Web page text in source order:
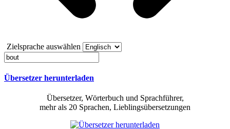
Zielsprache auswählen
Übersetzer herunterladen
Übersetzer, Wörterbuch und Sprachführer,
mehr als 20 Sprachen, Lieblingsübersetzungen